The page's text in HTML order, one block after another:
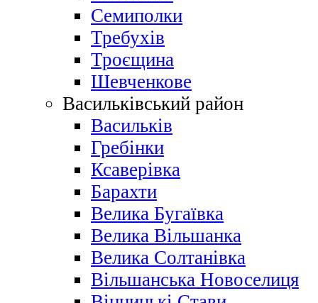
Семиполки
Требухів
Троєщина
Шевченкове
Васильківський район
Васильків
Гребінки
Ксаверівка
Барахти
Велика Бугаївка
Велика Вільшанка
Велика Солтанівка
Вільшанська Новоселиця